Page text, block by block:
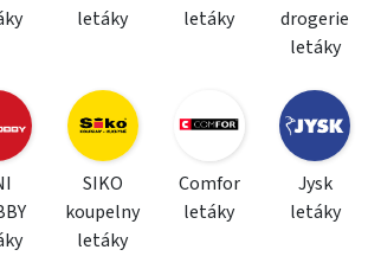
letáky
letáky
drogerie
letáky
SIKO
koupelny
letáky
Comfor
letáky
Jysk
letáky